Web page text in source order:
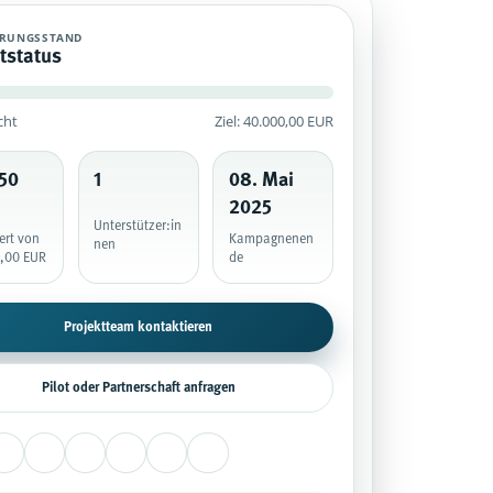
mit historischem Finanzierungsstand, veröffentlichten
geprüft.
Ziel: 40.000,00 EUR
von
EUR
1
Unterstützer:in
nen
08. Mai
2025
Kampagnenen
de
Projektteam kontaktieren
Pilot oder Partnerschaft anfragen